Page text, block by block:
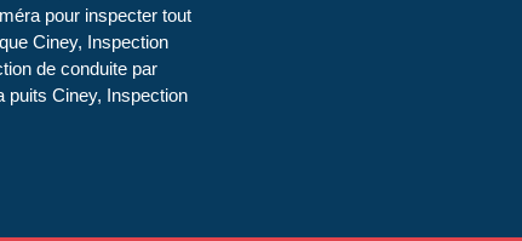
pour inspecter tout
Ciney, Inspection
de conduite par
puits Ciney, Inspection